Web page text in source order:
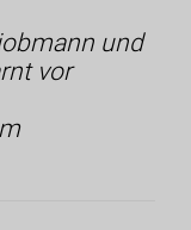
und
vor